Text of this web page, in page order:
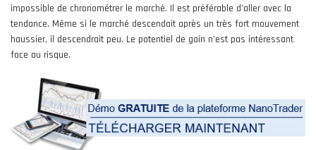
impossible de chronométrer le marché. Il est préférable d’aller avec la
tendance. Même si le marché descendait après un très fort mouvement
haussier, il descendrait peu. Le potentiel de gain n’est pas intéressant
face au risque.